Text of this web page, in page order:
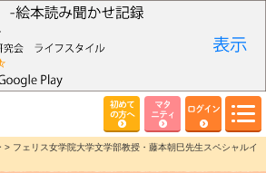
初めて
の方へ
マタ
ニティ
ログイン
フェリス女学院大学文学部教授・藤本朝巳先生スペシャルイ